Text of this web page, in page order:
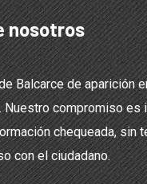
nosotros
Balcarce de aparición
Nuestro compromiso es
chequeada, sin
con el ciudadano.